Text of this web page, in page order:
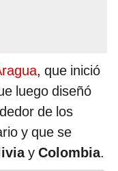
, que inició
luego diseñó
de los
y que se
y Colombia.